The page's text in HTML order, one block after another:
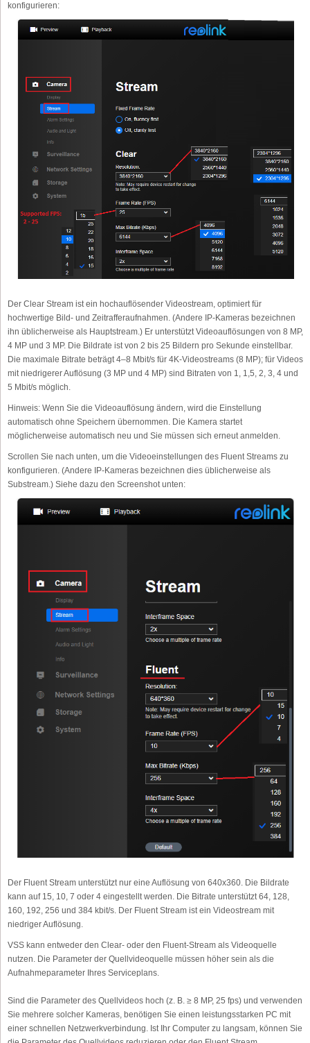
konfigurieren:
Der Clear Stream ist ein hochauflösender Videostream, optimiert für
hochwertige Bild- und Zeitrafferaufnahmen. (Andere IP-Kameras bezeichnen
ihn üblicherweise als Hauptstream.) Er unterstützt Videoauflösungen von 8 MP,
4 MP und 3 MP. Die Bildrate ist von 2 bis 25 Bildern pro Sekunde einstellbar.
Die maximale Bitrate beträgt 4–8 Mbit/s für 4K-Videostreams (8 MP); für Videos
mit niedrigerer Auflösung (3 MP und 4 MP) sind Bitraten von 1, 1,5, 2, 3, 4 und
5 Mbit/s möglich.
Hinweis: Wenn Sie die Videoauflösung ändern, wird die Einstellung
automatisch ohne Speichern übernommen. Die Kamera startet
möglicherweise automatisch neu und Sie müssen sich erneut anmelden.
Scrollen Sie nach unten, um die Videoeinstellungen des Fluent Streams zu
konfigurieren. (Andere IP-Kameras bezeichnen dies üblicherweise als
Substream.) Siehe dazu den Screenshot unten:
Der Fluent Stream unterstützt nur eine Auflösung von 640x360. Die Bildrate
kann auf 15, 10, 7 oder 4 eingestellt werden. Die Bitrate unterstützt 64, 128,
160, 192, 256 und 384 kbit/s. Der Fluent Stream ist ein Videostream mit
niedriger Auflösung.
VSS kann entweder den Clear- oder den Fluent-Stream als Videoquelle
nutzen. Die Parameter der Quellvideoquelle müssen höher sein als die
Aufnahmeparameter Ihres Serviceplans.
Sind die Parameter des Quellvideos hoch (z. B. ≥ 8 MP, 25 fps) und verwenden
Sie mehrere solcher Kameras, benötigen Sie einen leistungsstarken PC mit
einer schnellen Netzwerkverbindung. Ist Ihr Computer zu langsam, können Sie